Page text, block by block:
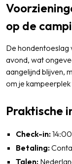
op de
De hondentoeslag
avond, wat
aangelijnd blijven,
om je kampeerplek
Praktische
Check-in:
Betaling:
Talen: